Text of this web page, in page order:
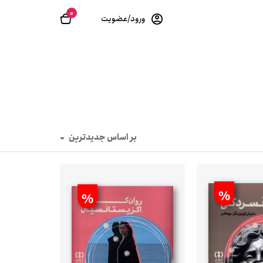
0 ورود/عضویت
بر اساس جدیدترین
%
%